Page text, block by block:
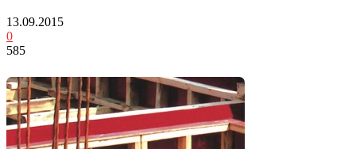
13.09.2015
0
585